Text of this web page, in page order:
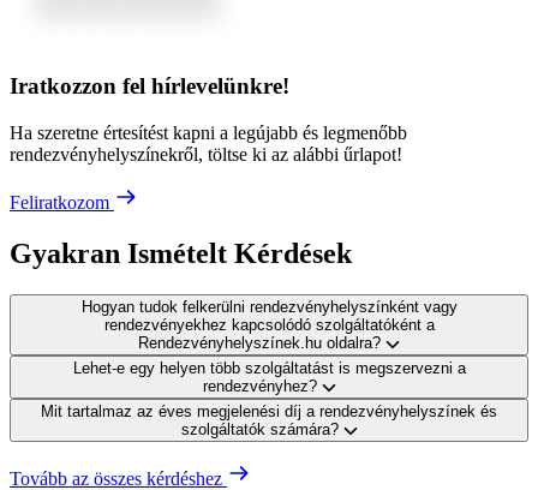
Iratkozzon fel hírlevelünkre!
Ha szeretne értesítést kapni a legújabb és legmenőbb
rendezvényhelyszínekről, töltse ki az alábbi űrlapot!
Feliratkozom
Gyakran Ismételt Kérdések
Hogyan tudok felkerülni rendezvényhelyszínként vagy
rendezvényekhez kapcsolódó szolgáltatóként a
Rendezvényhelyszínek.hu oldalra?
Lehet-e egy helyen több szolgáltatást is megszervezni a
rendezvényhez?
Mit tartalmaz az éves megjelenési díj a rendezvényhelyszínek és
szolgáltatók számára?
Tovább az összes kérdéshez